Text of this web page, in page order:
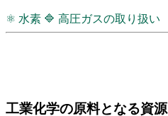
⚛ 水素 🔷 高圧ガスの取り扱い
工業化学の原料となる資源